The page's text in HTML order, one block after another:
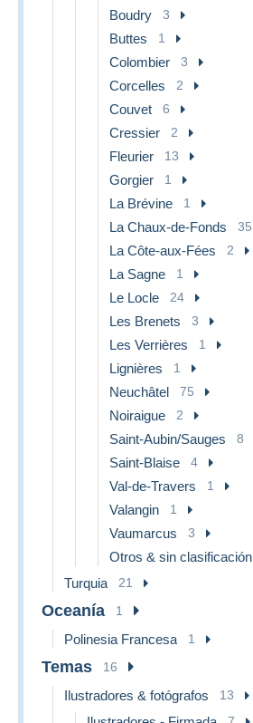
Boudry 3
Buttes 1
Colombier 3
Corcelles 2
Couvet 6
Cressier 2
Fleurier 13
Gorgier 1
La Brévine 1
La Chaux-de-Fonds 35
La Côte-aux-Fées 2
La Sagne 1
Le Locle 24
Les Brenets 3
Les Verrières 1
Lignières 1
Neuchâtel 75
Noiraigue 2
Saint-Aubin/Sauges 8
Saint-Blaise 4
Val-de-Travers 1
Valangin 1
Vaumarcus 3
Otros & sin clasificación
Turquia 21
Oceanía 1
Polinesia Francesa 1
Temas 16
Ilustradores & fotógrafos 13